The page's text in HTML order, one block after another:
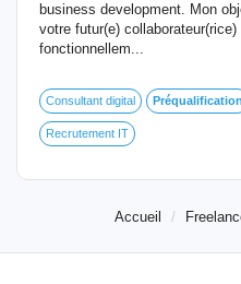
business development. Mon
votre futur(e)
fonctionnellem...
Consultant digital Préqualification
Recrutement IT
Accueil